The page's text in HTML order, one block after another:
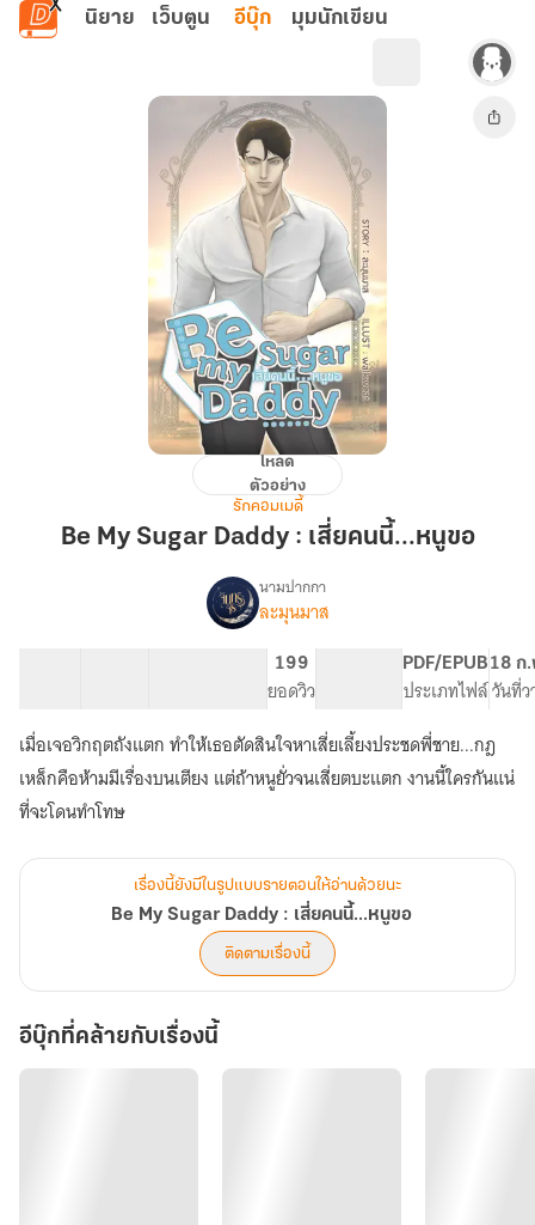
ข้ามไปยังเนื้อหาหลัก
นิยาย เว็บตูน อีบุ๊ก มุมนักเขียน
Sugar
Daddy
โหลด
ตัวอย่าง
รักคอมเมดี้
Be My Sugar Daddy : เสี่ยคนนี้...หนูขอ
เรื่องBe
Sugar
Daddy
:
เสี่ย
คน
นี้...หนู
นามปากกา
ละมุนมาส
199
ยอดวิว
PDF/EPUB
ประเภทไฟล์
18 ก
วันที่ว
เมื่อเจอวิกฤตถังแตก ทำให้เธอตัดสินใจหาเสี่ยเลี้ยงประชดพี่ชาย...กฎ
เหล็กคือห้ามมีเรื่องบนเตียง แต่ถ้าหนูยั่วจนเสี่ยตบะแตก งานนี้ใครกันแน่
ที่จะโดนทำโทษ
เรื่องนี้ยังมีในรูปแบบรายตอนให้อ่านด้วยนะ
Be My Sugar Daddy : เสี่ยคนนี้...หนูขอ
ติดตามเรื่องนี้
อีบุ๊กที่คล้ายกับเรื่องนี้